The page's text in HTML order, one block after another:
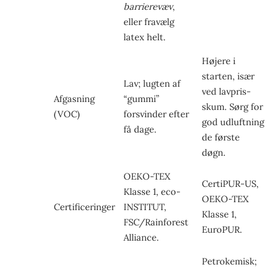
barriere­væv,
eller fravælg
latex helt.
Afgasning
(VOC)
Lav; lugten af
“gummi”
forsvinder efter
få dage.
Højere i
starten, især
ved lavpris­
skum. Sørg for
god udluftning
de første
døgn.
Certificeringer
OEKO-TEX
Klasse 1, eco-
INSTITUT,
FSC/Rainforest
Alliance.
CertiPUR-US,
OEKO-TEX
Klasse 1,
EuroPUR.
Petrokemisk;